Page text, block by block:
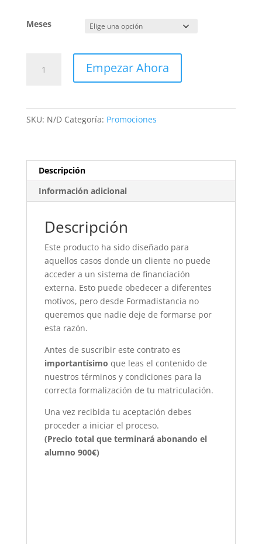
Meses
Formadistancia
Empezar Ahora
SKU: N/D Categoría: Promociones
Descripción
Información adicional
Descripción
Este producto ha sido diseñado para
aquellos casos donde un cliente no puede
acceder a un sistema de financiación
externa. Esto puede obedecer a diferentes
motivos, pero desde Formadistancia no
queremos que nadie deje de formarse por
esta razón.
Antes de suscribir este contrato es
importantísimo que leas el contenido de
nuestros términos y condiciones para la
correcta formalización de tu matriculación.
Una vez recibida tu aceptación debes
proceder a iniciar el proceso.
(Precio total que terminará abonando el
alumno 900€)